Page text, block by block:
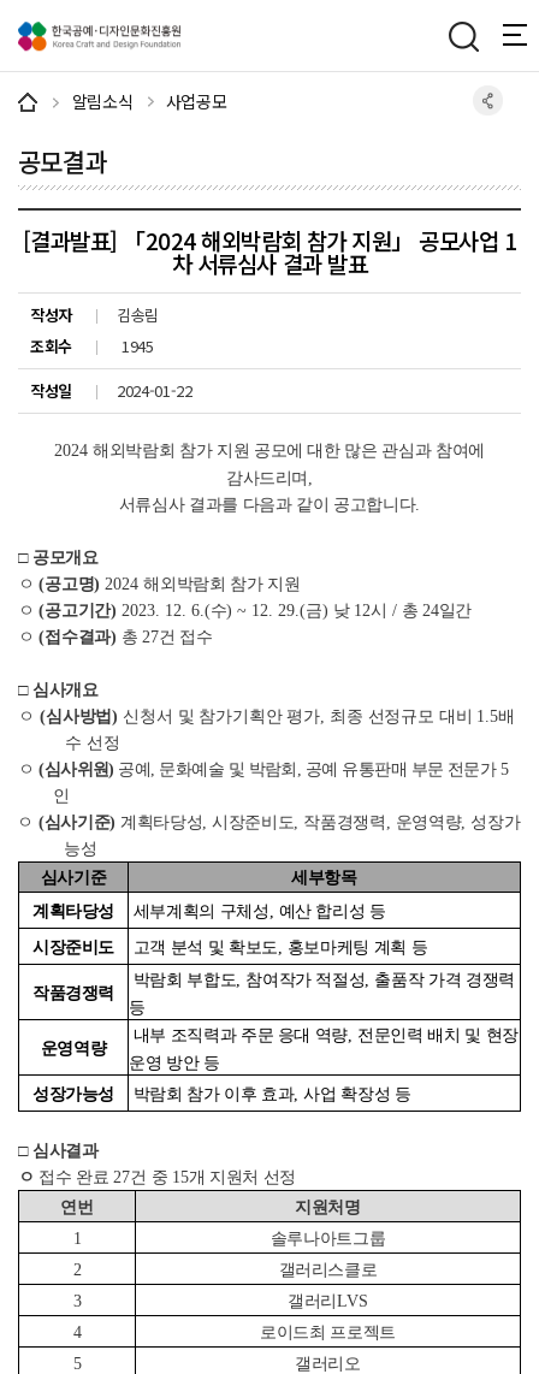
알림소식 사업공모
공모결과
[결과발표] 「2024 해외박람회 참가 지원」 공모사업 1
차 서류심사 결과 발표
작성자
김송림
조회수
1945
작성일
2024-01-22
2024해외박람회 참가 지원 공모에 대한 많은 관심과 참여에
감사드리며
서류심사 결과를 다음과 같이 공고합니다.
□ 공모개요
ㅇ(공고명)2024해외박람회 참가 지원
ㅇ(공고기간) 2023. 12. 6.(수) ~ 12. 29.(금) 낮 12시 / 총 24일간
ㅇ(접수결과) 총 27건 접수
□ 심사개요
ㅇ (심사방법) 신청서 및 참가기획안 평가, 최종 선정규모 대비 1.5배
수 선정
ㅇ(심사위원) 공예 , 문화예술 및 박람회 , 공예 유통판매 부문 전문가 5
인
ㅇ (심사기준) 계획타당성,시장준비도, 작품경쟁력 , 운영역량, 성장가
능성
심사기준
세부항목
계획타당성
세부계획의 구체성
예산 합리성 등
시장준비도
고객 분석 및 확보도 홍보마케팅 계획 등
작품경쟁력
박람회 부합도 참여작가 적절성
출품작 가격 경쟁력
등
운영역량
내부 조직력과 주문 응대 역량 전문인력 배치 및 현장
운영 방안 등
성장가능성
박람회 참가 이후 효과,사업 확장성 등
□ 심사결과
ㅇ 접수 완료27건 중 15개 지원처 선정
연번
지원처명
1
솔루나아트그룹
2
갤러리스클로
3
갤러리LVS
4
로이드최 프로젝트
5
갤러리오